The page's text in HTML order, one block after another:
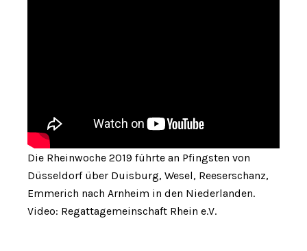
Die Rheinwoche 2019 führte an Pfingsten von
Düsseldorf über Duisburg, Wesel, Reeserschanz,
Emmerich nach Arnheim in den Niederlanden.
Video: Regattagemeinschaft Rhein e.V.